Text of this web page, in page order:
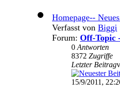
Homepage--
Verfasst von Biggi
Forum: Off-Topic
0 Antworten
8372 Zugriffe
Letzter Beitrag
15/9/2011,